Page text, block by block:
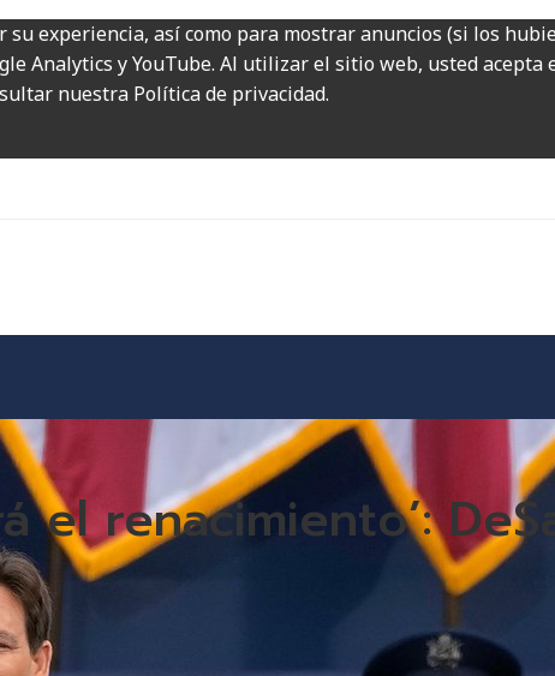
experiencia, así como para mostrar anuncios (si los
Analytics y YouTube. Al utilizar el sitio web, usted acepta
nuestra Política de privacidad.
el renacimiento’: